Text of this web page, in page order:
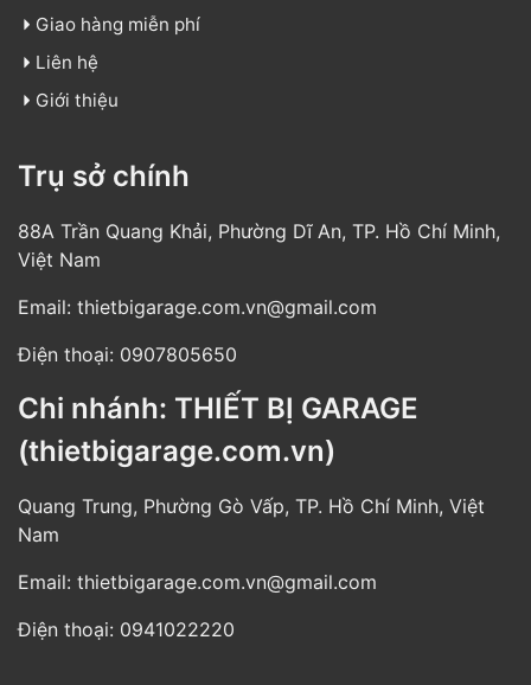
Giao hàng miễn phí
Liên hệ
Giới thiệu
Trụ sở chính
88A Trần Quang Khải, Phường Dĩ An, TP. Hồ Chí Minh,
Việt Nam
Email: thietbigarage.com.vn@gmail.com
Điện thoại: 0907805650
Chi nhánh: THIẾT BỊ GARAGE
(thietbigarage.com.vn)
Quang Trung, Phường Gò Vấp, TP. Hồ Chí Minh, Việt
Nam
Email: thietbigarage.com.vn@gmail.com
Điện thoại: 0941022220